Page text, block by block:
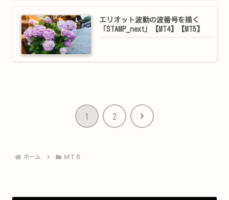
エリオット波動の波番号を描く
「STAMP_next」【MT4】【MT5】
1 2 次
ホーム ＭＴ５